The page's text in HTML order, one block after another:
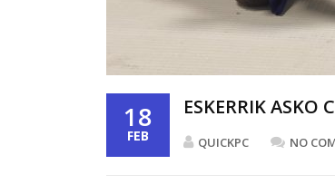
18
FEB
ESKERRIK ASKO
QUICKPC NO